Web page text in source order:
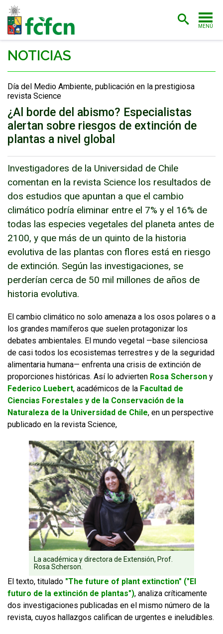
MENÚ
ADMISIÓN
CARRERAS
POSTGRADO
INVESTIGACIÓN
EXTENSIÓN
BIBLIOTECA
FACULTAD
ESTUDIANTES ACADÉMICAS/OS
FUNCIONARIAS/OS EGRESADAS/OS
NOTICIAS
Día del Medio Ambiente, publicación en la prestigiosa
revista Science
¿Al borde del abismo? Especialistas
alertan sobre riesgos de extinción de
plantas a nivel global
Investigadores de la Universidad de Chile
comentan en la revista Science los resultados de
dos estudios que apuntan a que el cambio
climático podría eliminar entre el 7% y el 16% de
todas las especies vegetales del planeta antes de
2100, y que más de un quinto de la historia
evolutiva de las plantas con flores está en riesgo
de extinción. Según las investigaciones, se
perderían cerca de 50 mil millones de años de
historia evolutiva.
Enlaces y documentos de interés
El cambio climático no solo amenaza a los osos polares o a
los grandes mamíferos que suelen protagonizar los
debates ambientales. El mundo vegetal —base silenciosa
de casi todos los ecosistemas terrestres y de la seguridad
alimentaria humana— enfrenta una crisis de extinción de
proporciones históricas. Así lo advierten Rosa Scherson y
Federico Luebert, académicos de la Facultad de
Ciencias Forestales y de la Conservación de la
Naturaleza de la Universidad de Chile, en un perspective
publicado en la revista Science,
La académica y directora de Extensión, Prof.
Rosa Scherson.
El texto, titulado "The future of plant extinction" ("El
futuro de la extinción de plantas"), analiza críticamente
dos investigaciones publicadas en el mismo número de la
revista, cuyos hallazgos califican de urgentes e ineludibles.